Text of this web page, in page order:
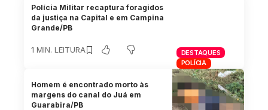
DESTAQUES
POLÍCIA
Polícia Militar recaptura foragidos
da justiça na Capital e em Campina
Grande/PB
1 MIN. LEITURA
Homem é encontrado morto às
margens do canal do Juá em
Guarabira/PB